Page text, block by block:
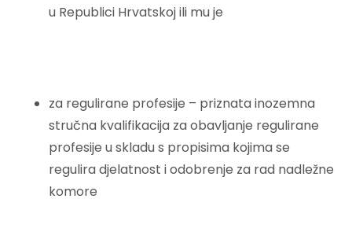
u Republici Hrvatskoj ili mu je
za regulirane profesije – priznata inozemna
stručna kvalifikacija za obavljanje regulirane
profesije u skladu s propisima kojima se
regulira djelatnost i odobrenje za rad nadležne
komore